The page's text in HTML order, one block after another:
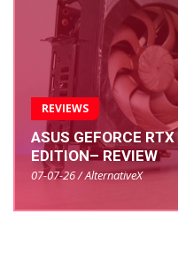
REVIEWS
ASUS GEFORCE
EDITION– REVIEW
07-07-26 / AlternativeX